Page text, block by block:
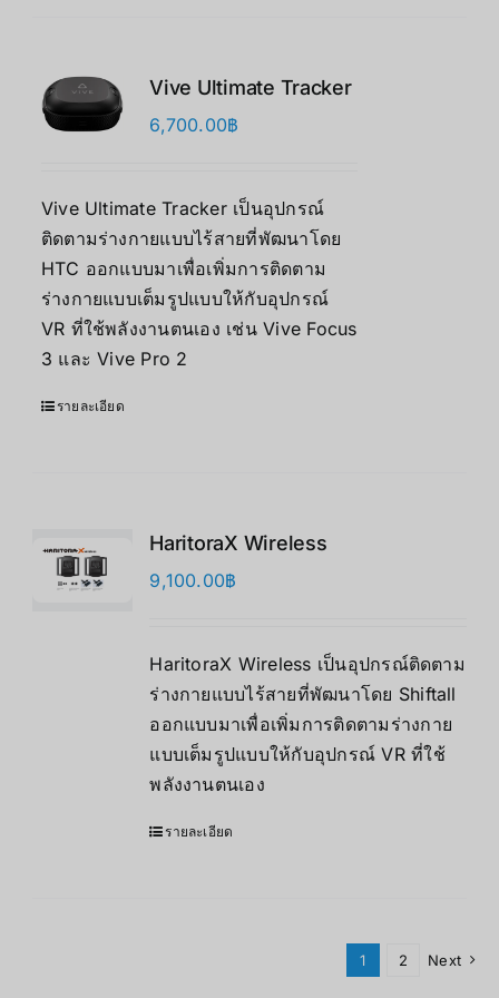
Vive Ultimate Tracker
6,700.00฿
Vive Ultimate Tracker เป็นอุปกรณ์
ติดตามร่างกายแบบไร้สายที่พัฒนาโดย
HTC ออกแบบมาเพื่อเพิ่มการติดตาม
ร่างกายแบบเต็มรูปแบบให้กับอุปกรณ์
VR ที่ใช้พลังงานตนเอง เช่น Vive Focus
3 และ Vive Pro 2
รายละเอียด
HaritoraX Wireless
9,100.00฿
HaritoraX Wireless เป็นอุปกรณ์ติดตาม
ร่างกายแบบไร้สายที่พัฒนาโดย Shiftall
ออกแบบมาเพื่อเพิ่มการติดตามร่างกาย
แบบเต็มรูปแบบให้กับอุปกรณ์ VR ที่ใช้
พลังงานตนเอง
รายละเอียด
1 2 Next